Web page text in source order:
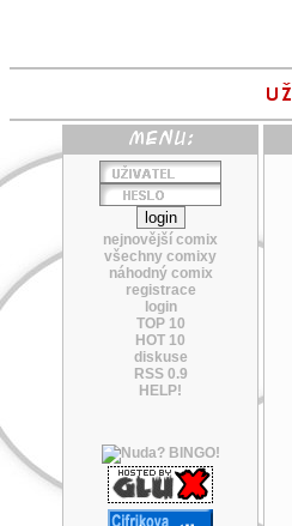
nejnovější comix
všechny comixy
náhodný comix
registrace
login
TOP 10
HOT 10
diskuse
RSS 0.9
HELP!